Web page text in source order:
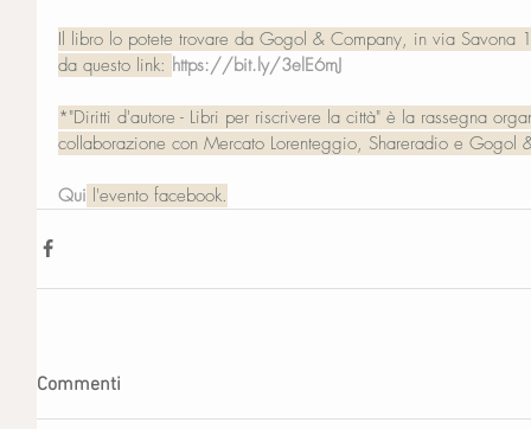
Il libro lo potete trovare da Gogol & Company, in via Savona
da questo link: https://bit.ly/3elE6mJ
*"Diritti d'autore - Libri per riscrivere la città" è la rassegna
collaborazione con Mercato Lorenteggio, Shareradio e Gogol
Qui l'evento facebook.
Commenti